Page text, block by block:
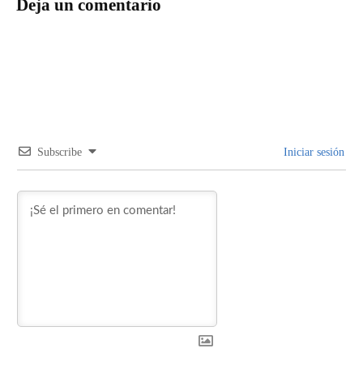
Deja un comentario
Subscribe Iniciar sesión